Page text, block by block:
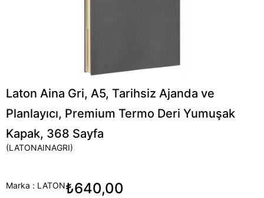
Laton Aina Gri, A5, Tarihsiz Ajanda ve
Planlayıcı, Premium Termo Deri Yumuşak
Kapak, 368 Sayfa
(LATONAINAGRI)
Marka : LATON₺640,00